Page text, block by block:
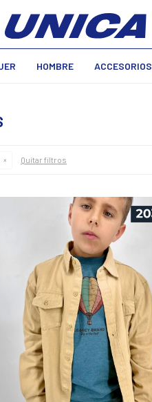
HOMBRE ACCESORIOS
Quitar filtros